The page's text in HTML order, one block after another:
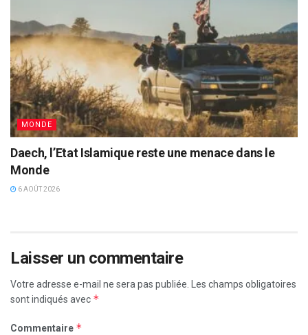
MONDE
Daech, l’Etat Islamique reste une menace dans le
Monde
6 AOÛT 2026
Laisser un commentaire
Votre adresse e-mail ne sera pas publiée. Les champs obligatoires
sont indiqués avec *
Commentaire *